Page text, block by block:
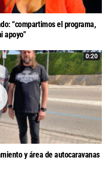
“compartimos el programa,
apoyo”
0:20
y área de autocaravanas